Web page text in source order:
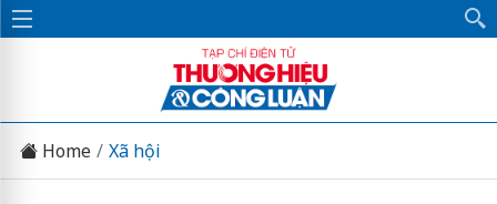
Home Xã hội